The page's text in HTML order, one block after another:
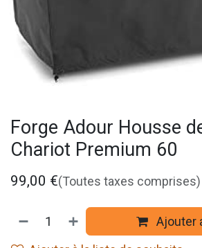
Forge Adour Housse
Chariot Premium 60
99,00 €(Toutes taxes comprises)
Ajouter